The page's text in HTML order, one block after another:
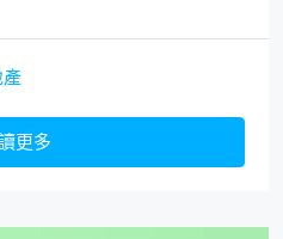
產
更多